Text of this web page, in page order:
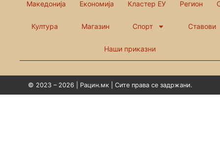
Македонија Економија Кластер ЕУ Регион
Култура Магазин Спорт Ставови
Наши приказни
© 2023 – 2026 | Рацин.мк | Сите права се задржани.